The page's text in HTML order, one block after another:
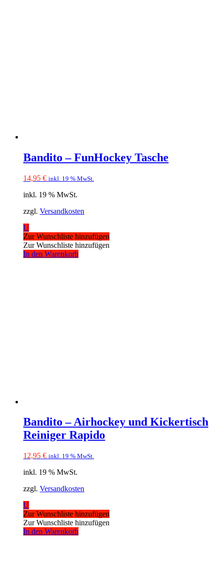
Bandito – FunHockey Tasche
14,95 € inkl. 19 % MwSt.
inkl. 19 % MwSt.
zzgl. Versandkosten
U
Zur Wunschliste hinzufügen
Zur Wunschliste hinzufügen
In den Warenkorb
Bandito – Airhockey und Kickertisch
Reiniger Rapido
12,95 € inkl. 19 % MwSt.
inkl. 19 % MwSt.
zzgl. Versandkosten
U
Zur Wunschliste hinzufügen
Zur Wunschliste hinzufügen
In den Warenkorb